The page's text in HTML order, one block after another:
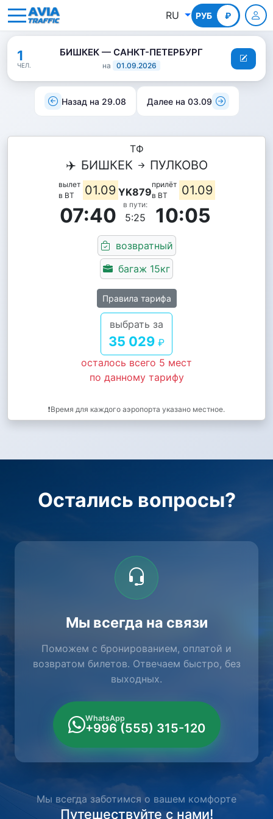
RU РУБ ₽
КГС
1
ЧЕЛ.
БИШКЕК — САНКТ-ПЕТЕРБУРГ
на 01.09.2026
Назад на 29.08 Далее на 03.09
ТФ
✈️ БИШКЕК ПУЛКОВО
вылет
в ВТ
01.09
07:40
YK879
в пути:
5:25
прилёт
в ВТ
01.09
10:05
возвратный
багаж 15кг
Правила тарифа
выбрать за
35 029 ₽
осталось всего 5 мест
по данному тарифу
❗Время для каждого аэропорта указано местное.
Остались вопросы?
Мы всегда на связи
Поможем с бронированием, оплатой и
возвратом билетов. Отвечаем быстро, без
выходных.
WhatsApp
+996 (555) 315-120
Мы всегда заботимся о вашем комфорте
Путешествуйте с нами!